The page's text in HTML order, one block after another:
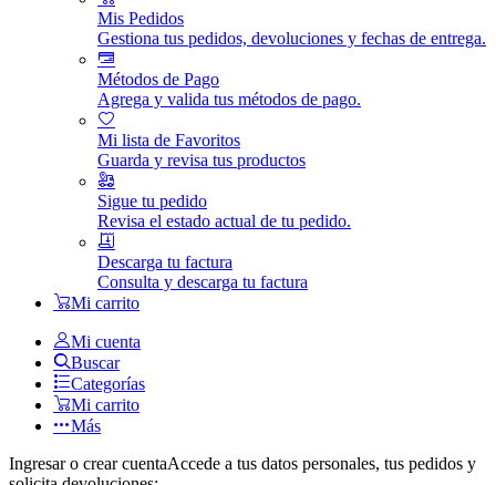
Mis Pedidos
Gestiona tus pedidos, devoluciones y fechas de entrega.
Métodos de Pago
Agrega y valida tus métodos de pago.
Mi lista de Favoritos
Guarda y revisa tus productos
Sigue tu pedido
Revisa el estado actual de tu pedido.
Descarga tu factura
Consulta y descarga tu factura
Mi carrito
Mi cuenta
Buscar
Categorías
Mi carrito
Más
Ingresar o crear cuentaAccede a tus datos personales, tus pedidos y